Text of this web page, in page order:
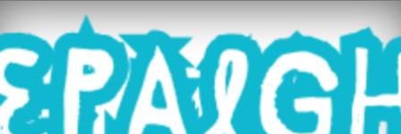
content
Mnepalghopa
Review Game